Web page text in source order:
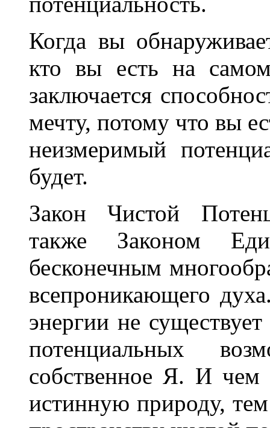
Когда вы
кто вы есть на
заключается
мечту, потому что вы
неизмеримый
будет.
Закон Чистой
также Законом
бесконечным
всепроникающего
энергии не
потенциальных
собственное Я. И чем
истинную природу,